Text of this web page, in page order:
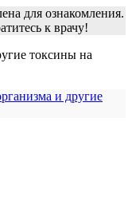
для ознакомления.
к врачу!
токсины на